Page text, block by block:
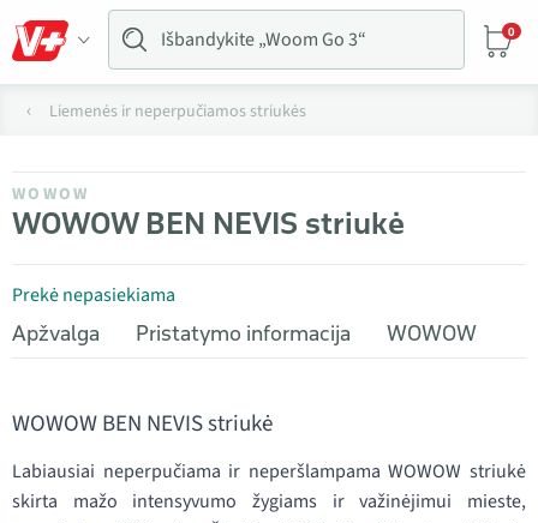
0
Liemenės ir neperpučiamos striukės
WOWOW
WOWOW BEN NEVIS striukė
Prekė nepasiekiama
Apžvalga
Pristatymo informacija WOWOW
WOWOW BEN NEVIS striukė
Labiausiai neperpučiama ir neperšlampama WOWOW striukė
skirta mažo intensyvumo žygiams ir važinėjimui mieste,